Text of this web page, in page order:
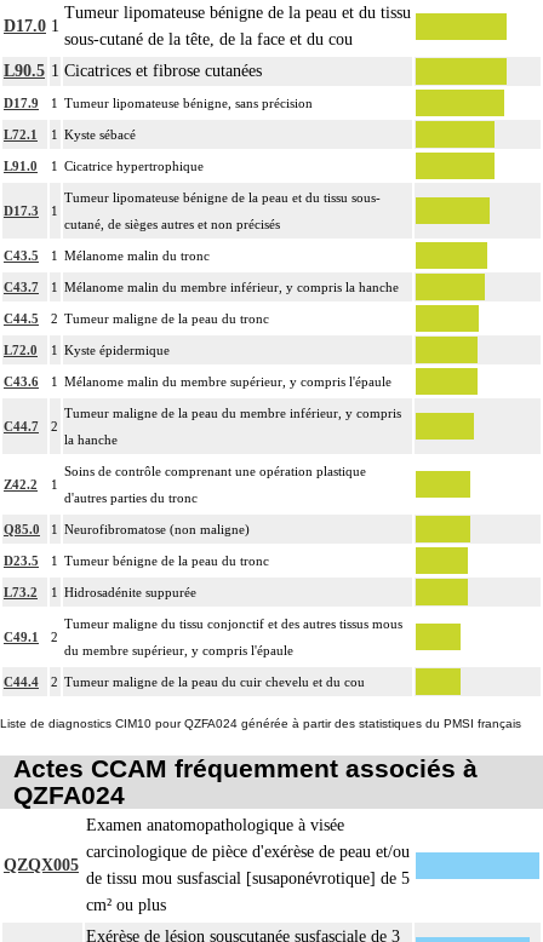
16
pluritissulaire de la peau et des tissus mous, atteignant le fascia superficiel
[fasciale] ou le dépassant [sousfasciale].
D17.0 1
Tumeur lipomateuse bénigne de la peau et du tissu
sous-cutané de la tête, de la face et du cou
L90.5 1 Cicatrices et fibrose cutanées
D17.9 1 Tumeur lipomateuse bénigne, sans précision
L72.1 1 Kyste sébacé
L91.0 1 Cicatrice hypertrophique
D17.3 1
Tumeur lipomateuse bénigne de la peau et du tissu sous-
cutané, de sièges autres et non précisés
C43.5 1 Mélanome malin du tronc
C43.7 1 Mélanome malin du membre inférieur, y compris la hanche
C44.5 2 Tumeur maligne de la peau du tronc
L72.0 1 Kyste épidermique
C43.6 1 Mélanome malin du membre supérieur, y compris l'épaule
C44.7 2
Tumeur maligne de la peau du membre inférieur, y compris
la hanche
Z42.2 1
Soins de contrôle comprenant une opération plastique
d'autres parties du tronc
Q85.0 1 Neurofibromatose (non maligne)
D23.5 1 Tumeur bénigne de la peau du tronc
L73.2 1 Hidrosadénite suppurée
C49.1 2
Tumeur maligne du tissu conjonctif et des autres tissus mous
du membre supérieur, y compris l'épaule
C44.4 2 Tumeur maligne de la peau du cuir chevelu et du cou
Liste de diagnostics CIM10 pour QZFA024 générée à partir des statistiques du PMSI français
Actes CCAM fréquemment associés à
QZFA024
QZQX005
Examen anatomopathologique à visée
carcinologique de pièce d'exérèse de peau et/ou
de tissu mou susfascial [susaponévrotique] de 5
cm² ou plus
Exérèse de lésion souscutanée susfasciale de 3